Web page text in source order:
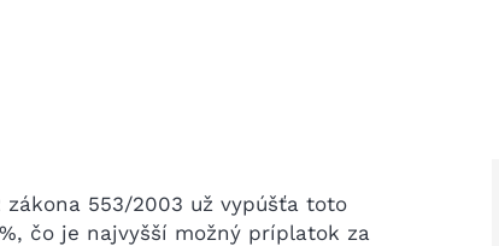
zákona 553/2003 už vypúšťa toto
čo je najvyšší možný príplatok za